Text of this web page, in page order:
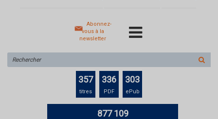
Abonnez-
vous à la
newsletter
sur
le
357
titres
336
PDF
303
ePub
877 109